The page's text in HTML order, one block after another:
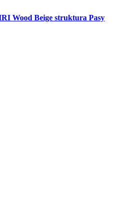
Wood Beige struktura Pasy